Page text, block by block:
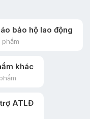
bảo hộ lao động
phẩm
khác
ATLĐ